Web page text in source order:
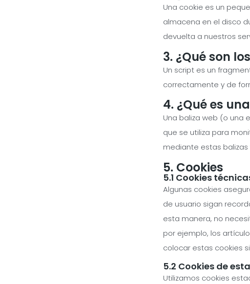
Una cookie es un
almacena en el disco
devuelta a nuestros
3. ¿Qué son
Un script es un
correctamente y de
4. ¿Qué es
Una baliza web (o una
que se utiliza para
mediante estas balizas
5. Cookies
5.1 Cookies
Algunas cookies
de usuario sigan
esta manera, no
por ejemplo, los
colocar estas cookies
5.2 Cookies de
Utilizamos cookies